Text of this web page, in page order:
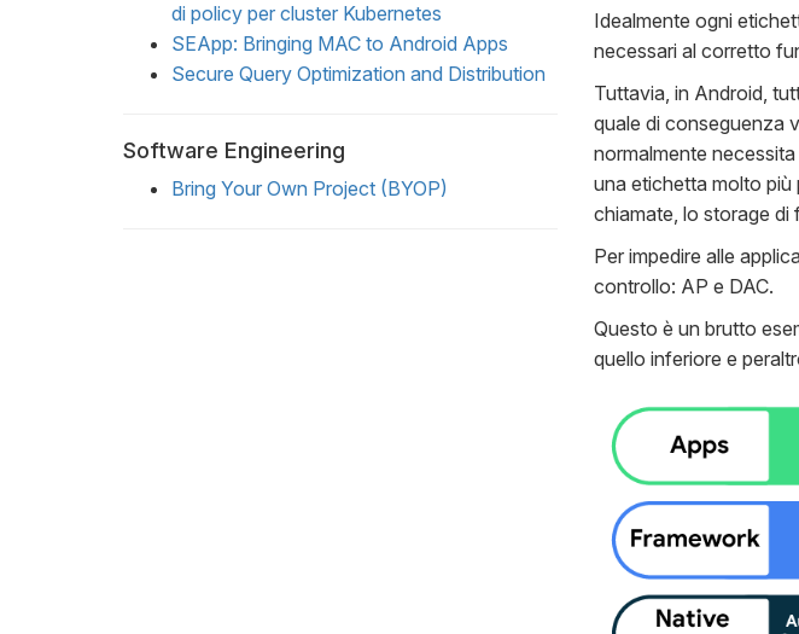
di policy per cluster Kubernetes
SEApp: Bringing MAC to Android Apps
Secure Query Optimization and Distribution
Software Engineering
Bring Your Own Project (BYOP)
Idealmente ogni
necessari al corretto
Tuttavia, in Android,
quale di conseguenza
normalmente
una etichetta molto più
chiamate, lo storage di
Per impedire alle
controllo: AP e DAC.
Questo è un brutto
quello inferiore e